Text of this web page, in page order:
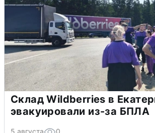
Склад Wildberries в
эвакуировали из-за БПЛА
5 августа 0